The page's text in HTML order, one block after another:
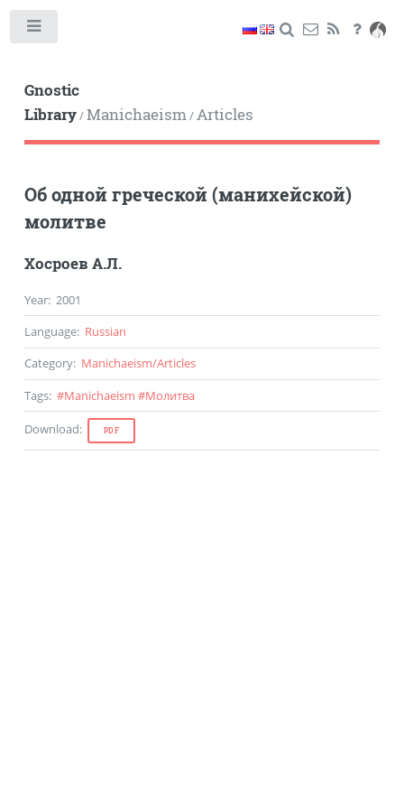
Gnostic
Library/Manichaeism/Articles
Об одной греческой (манихейской)
молитве
Хосроев А.Л.
Year: 2001
Language: Russian
Category: Manichaeism/Articles
Tags: #Manichaeism #Молитва
Download: PDF